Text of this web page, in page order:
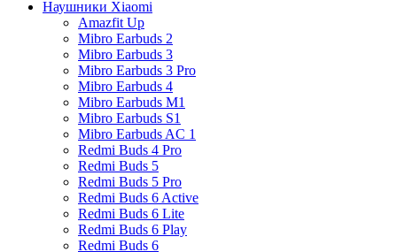
Наушники Xiaomi
Amazfit Up
Mibro Earbuds 2
Mibro Earbuds 3
Mibro Earbuds 3 Pro
Mibro Earbuds 4
Mibro Earbuds M1
Mibro Earbuds S1
Mibro Earbuds AC 1
Redmi Buds 4 Pro
Redmi Buds 5
Redmi Buds 5 Pro
Redmi Buds 6 Active
Redmi Buds 6 Lite
Redmi Buds 6 Play
Redmi Buds 6